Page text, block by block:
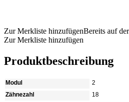
Zur Merkliste hinzufügenBereits auf
Zur Merkliste hinzufügen
Produktbeschreibung
Modul
2
Zähnezahl
18